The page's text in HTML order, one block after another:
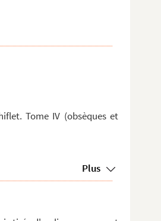
Tome IV (obsèques et
Plus